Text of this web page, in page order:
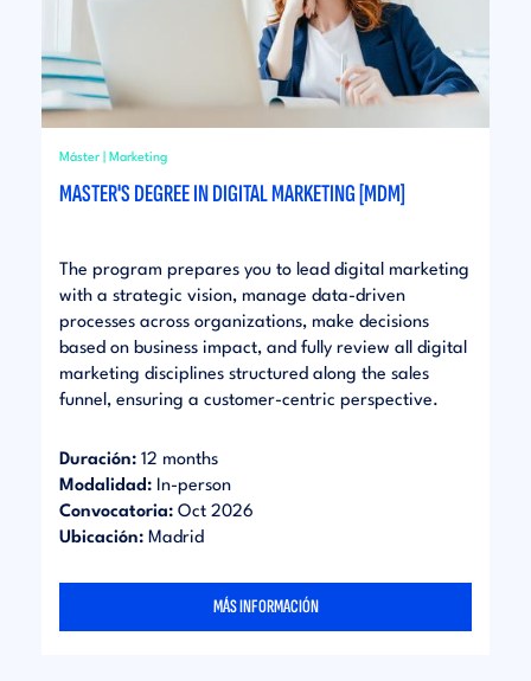
Máster | Marketing
MASTER'S DEGREE IN DIGITAL MARKETING​ [MDM]
The program prepares you to lead digital marketing
with a strategic vision, manage data-driven
processes across organizations, make decisions
based on business impact, and fully review all digital
marketing disciplines structured along the sales
funnel, ensuring a customer-centric perspective.
Duración: 12 months
Modalidad: In-person
Convocatoria: Oct 2026
Ubicación: Madrid
MÁS INFORMACIÓN